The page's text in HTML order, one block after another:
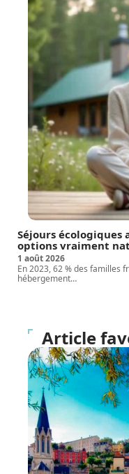
Séjours écologiques
options vraiment
1 août 2026
En 2023, 62 % des familles
hébergement…
Article